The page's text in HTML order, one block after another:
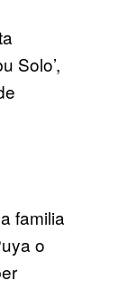
Solo’,
familia
o